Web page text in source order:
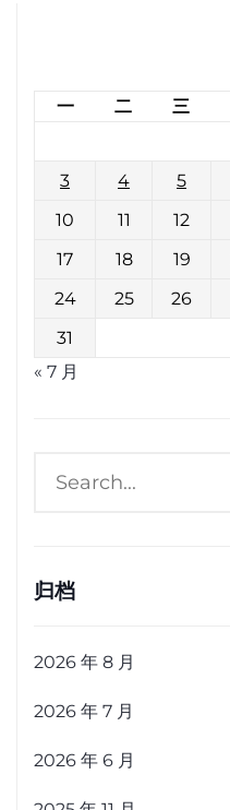
一 二 三
3
4 5
10
11 12
17
18 19
24
25 26
31
« 7 月
归档
2026 年 8 月
2026 年 7 月
2026 年 6 月